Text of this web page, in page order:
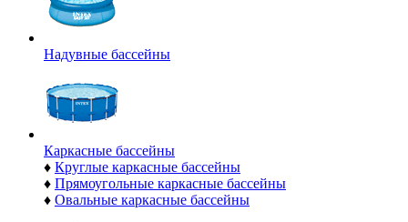
Надувные бассейны
Каркасные бассейны
♦ Круглые каркасные бассейны
♦ Прямоугольные каркасные бассейны
♦ Овальные каркасные бассейны